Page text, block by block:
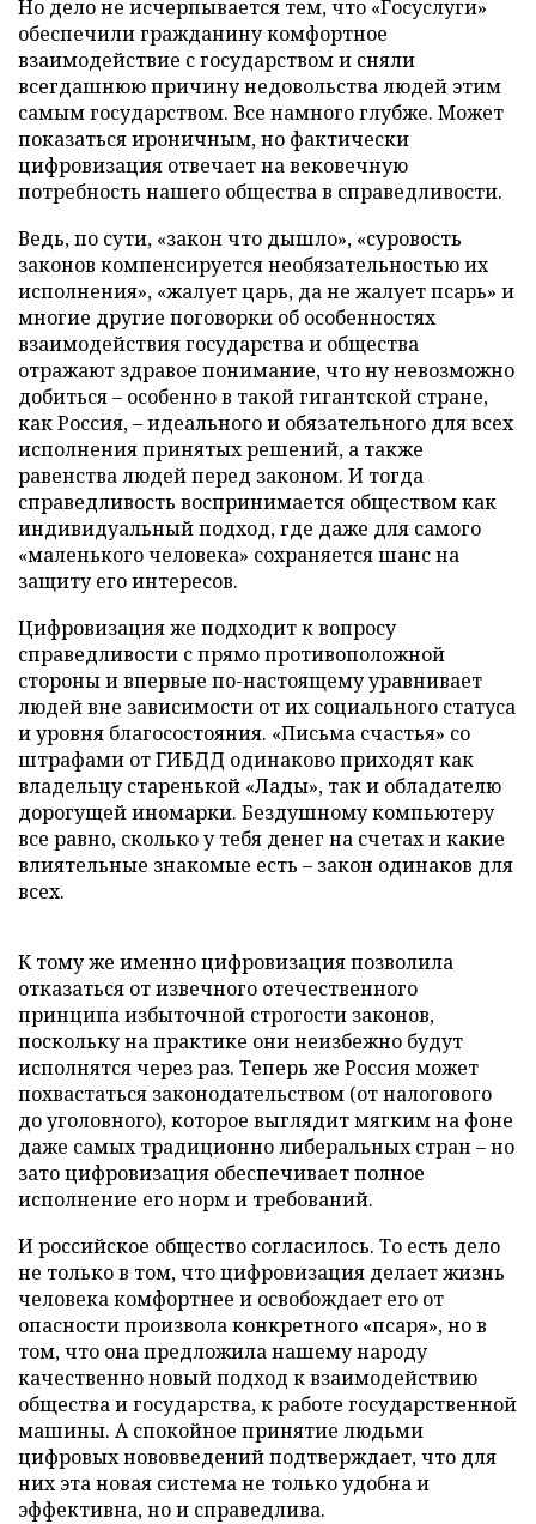
Но дело не исчерпывается тем, что «Госуслуги»
обеспечили гражданину комфортное
взаимодействие с государством и сняли
всегдашнюю причину недовольства людей этим
самым государством. Все намного глубже. Может
показаться ироничным, но фактически
цифровизация отвечает на вековечную
потребность нашего общества в справедливости.
Ведь, по сути, «закон что дышло», «суровость
законов компенсируется необязательностью их
исполнения», «жалует царь, да не жалует псарь» и
многие другие поговорки об особенностях
взаимодействия государства и общества
отражают здравое понимание, что ну невозможно
добиться – особенно в такой гигантской стране,
как Россия, – идеального и обязательного для всех
исполнения принятых решений, а также
равенства людей перед законом. И тогда
справедливость воспринимается обществом как
индивидуальный подход, где даже для самого
«маленького человека» сохраняется шанс на
защиту его интересов.
Цифровизация же подходит к вопросу
справедливости с прямо противоположной
стороны и впервые по-настоящему уравнивает
людей вне зависимости от их социального статуса
и уровня благосостояния. «Письма счастья» со
штрафами от ГИБДД одинаково приходят как
владельцу старенькой «Лады», так и обладателю
дорогущей иномарки. Бездушному компьютеру
все равно, сколько у тебя денег на счетах и какие
влиятельные знакомые есть – закон одинаков для
всех.
К тому же именно цифровизация позволила
отказаться от извечного отечественного
принципа избыточной строгости законов,
поскольку на практике они неизбежно будут
исполнятся через раз. Теперь же Россия может
похвастаться законодательством (от налогового
до уголовного), которое выглядит мягким на фоне
даже самых традиционно либеральных стран – но
зато цифровизация обеспечивает полное
исполнение его норм и требований.
И российское общество согласилось. То есть дело
не только в том, что цифровизация делает жизнь
человека комфортнее и освобождает его от
опасности произвола конкретного «псаря», но в
том, что она предложила нашему народу
качественно новый подход к взаимодействию
общества и государства, к работе государственной
машины. А спокойное принятие людьми
цифровых нововведений подтверждает, что для
них эта новая система не только удобна и
эффективна, но и справедлива.